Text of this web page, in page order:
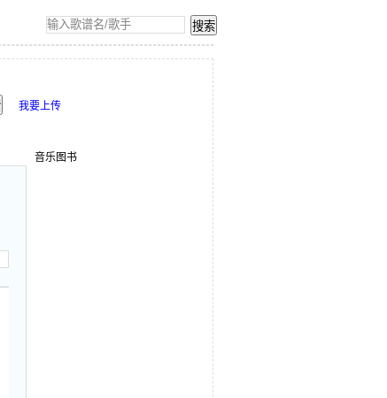
我要上传
音乐图书